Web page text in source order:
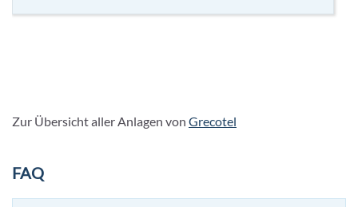
Zur Übersicht aller Anlagen von Grecotel
FAQ